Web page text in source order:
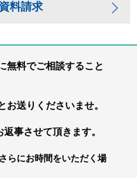
料請求
無料でご相談すること
お送りくださいませ。
事させて頂きます。
らにお時間をいただく場